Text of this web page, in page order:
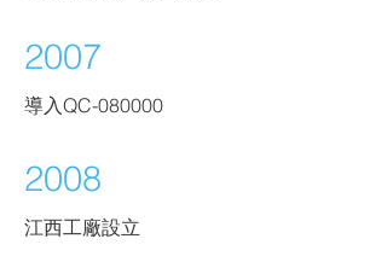
2007
導入QC-080000
2008
江西工廠設立